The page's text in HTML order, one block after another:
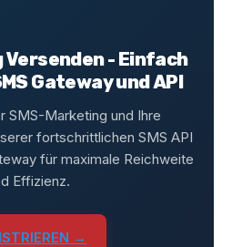
Versenden - Einfach
Gateway und API
SMS-Marketing und Ihre
fortschrittlichen SMS API
für maximale Reichweite
Effizienz.
→